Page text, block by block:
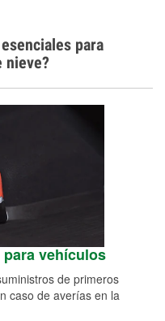
para
nieve?
vehículos
de primeros
caso de averías en la